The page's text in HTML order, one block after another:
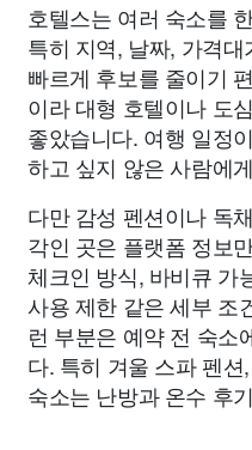
호텔스는 여러 숙소를
특히 지역, 날짜, 가격
빠르게 후보를 줄이기
이라 대형 호텔이나 도
좋았습니다. 여행 일정
하고 싶지 않은 사람에
다만 감성 펜션이나 독
각인 곳은 플랫폼 정보
체크인 방식, 바비큐 가
사용 제한 같은 세부 조
런 부분은 예약 전 숙소
다. 특히 겨울 스파 펜
숙소는 난방과 온수 후